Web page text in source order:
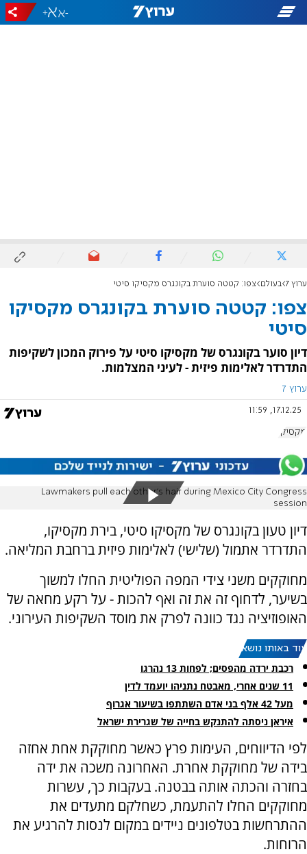
-
+
ערוץ 7 בעולם צפו: קטטה סוערת בקונגרס מקסיקו סיטי
צפו: קטטה סוערת בקונגרס מקסיקו
סיטי
דיון סוער בקונגרס של מקסיקו סיטי על פירוק המכון לשקיפות
התדרדר לאלימות פיזית - לעיני המצלמות.
ערוץ 7
17.12.25, 11:59
מקסיקו
Lawmakers pull each other’s hair during Mexico City Congress
session
דיון טעון בקונגרס של מקסיקו סיטי, בירת מקסיקו,
התדרדר אתמול (שלישי) לאלימות פיזית ברחבת המליאה.
מחוקקים משני צידי המפה הפוליטית החלו למשוך
בשיער, לדחוף זה את זה ואף להכות - על רקע מחאה של
האופוזיציה נגד כוונה לפרק את מוסד השקיפות העירוני.
עוד באותו נושא:
רכבת ירדה מהפסים; לפחות 13 נהרגו
11 שנים אחרי, מאבטח נתניהו יועמד לדין
מעל 42 אלף בני אדם השתתפו בשיעור אגרוף
איראן ניסתה להתנקש בחייה של שגרירת ישראל
לפי הדיווחים, העימות פרץ כאשר מחוקקת אחת אחזה
בידה של מחוקקת אחרת. האחרונה משכה את ידה
בחזרה והכתה אותה בבטנה. בעקבות כך, עשרות
מחוקקים החלו להתעמת, כשחלקם מתעדים את
ההתרחשות בטלפונים ניידים במקום לנסות להרגיע את
הרוחות.